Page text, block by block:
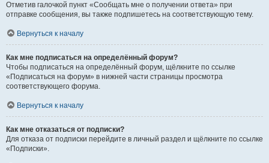
Отметив галочкой пункт «Сообщать мне о получении ответа» при
отправке сообщения, вы также подпишетесь на соответствующую тему.
Вернуться к началу
Как мне подписаться на определённый форум?
Чтобы подписаться на определённый форум, щёлкните по ссылке
«Подписаться на форум» в нижней части страницы просмотра
соответствующего форума.
Вернуться к началу
Как мне отказаться от подписки?
Для отказа от подписки перейдите в личный раздел и щёлкните по ссылке
«Подписки».